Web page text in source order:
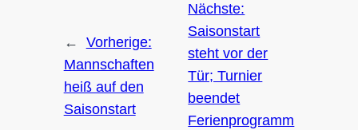
←
Vorherige:
Mannschaften
heiß auf den
Saisonstart
Nächste:
Saisonstart
steht vor der
Tür; Turnier
beendet
Ferienprogramm